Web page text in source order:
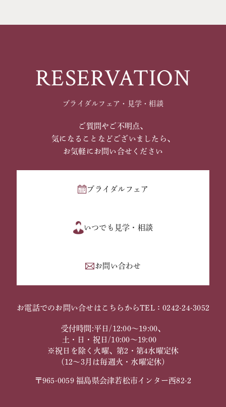
RESERVATION
ブライダルフェア・見学・相談
ご質問やご不明点、
気になることなどございましたら、
お気軽にお問い合せください
ブライダルフェア
いつでも見学・相談
お問い合わせ
お電話でのお問い合せはこちらからTEL：0242-24-3052
受付時間:平日/12:00～19:00、
土・日・祝日/10:00～19:00
※祝日を除く火曜、第2・第4水曜定休
（12～3月は毎週火・水曜定休）
〒965-0059 福島県会津若松市インター西82-2